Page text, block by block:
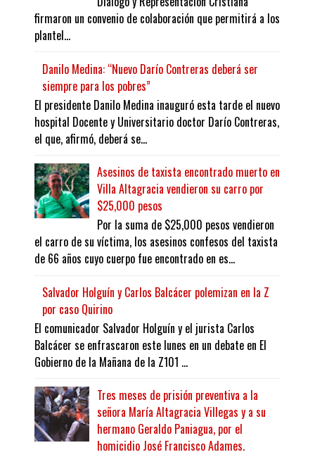
firmaron un convenio de colaboración que permitirá a los
plantel...
Danilo Medina: “Nuevo Darío Contreras deberá ser
siempre para los pobres”
El presidente Danilo Medina inauguró esta tarde el nuevo
hospital Docente y Universitario doctor Darío Contreras,
el que, afirmó, deberá se...
Asesinos de taxista encontrado muerto en
Villa Altagracia vendieron su carro por
$25,000 pesos
Por la suma de $25,000 pesos vendieron
el carro de su víctima, los asesinos confesos del taxista
de 66 años cuyo cuerpo fue encontrado en es...
Salvador Holguín y Carlos Balcácer polemizan en la Z
por caso Quirino
El comunicador Salvador Holguín y el jurista Carlos
Balcácer se enfrascaron este lunes en un debate en El
Gobierno de la Mañana de la Z101 ...
Tres meses de prisión preventiva a la
señora María Altagracia Villegas y a su
hermano Geraldo Paniagua, por el
homicidio José Francisco Adames.